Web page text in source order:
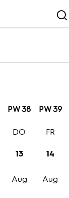
PW 38 PW 39
13
Aug
DO
14
Aug
FR